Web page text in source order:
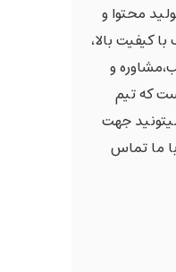
محتوا و
کیفیت بالا،
و
که تیم
جهت
ما تماس